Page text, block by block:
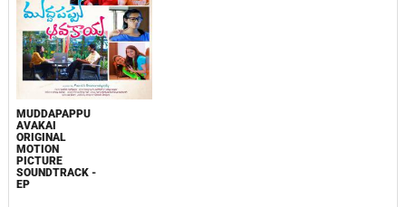
MUDDAPAPPU
AVAKAI
ORIGINAL
MOTION
PICTURE
SOUNDTRACK -
EP